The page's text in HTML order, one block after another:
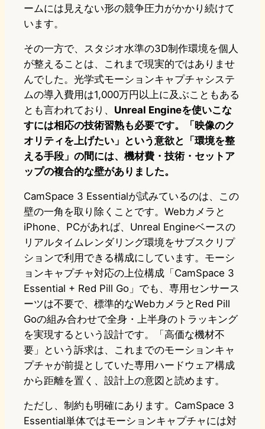
ームには見えない形の競争圧力がかかり続けて
います。
その一方で、スタジオ水準の3D制作環境を個人
が整えることは、これまで現実的ではありませ
んでした。光学式モーションキャプチャシステ
ムの導入費用は1,000万円以上に及ぶこともある
とも言われており、 Unreal Engineを使いこな
すには相応の技術習熟も必要です。「映像のク
オリティを上げたい」という意欲と「環境を整
える手段」の間には、機材費・技術・セットア
ップの複合的な壁がありました。
CamSpace 3 Essentialが試みているのは、この
壁の一角を取り除くことです。Webカメラと
iPhone、PCがあれば、Unreal Engineベースの
リアルタイムレンダリング環境をサブスクリプ
ションで利用できる構成にしています。モーシ
ョンキャプチャ対応の上位構成「CamSpace 3
Essential + Red Pill Go」でも、専用センサース
ーツは不要で、標準的なWebカメラとRed Pill
Goの組み合わせで全身・上半身のトラッキング
を実現するという設計です。「高価な機材不
要」という訴求は、これまでのモーションキャ
プチャが前提としていた専用ハードウェア構成
から距離を置く、設計上の意図と読めます。
ただし、制約も明確にあります。CamSpace 3
Essential単体ではモーションキャプチャには対